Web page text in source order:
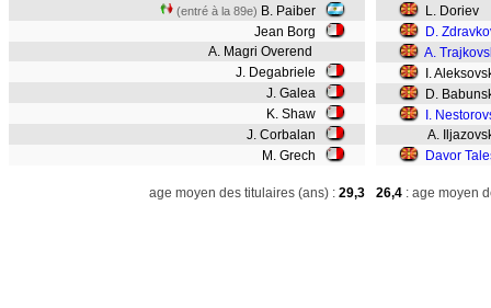
(entré à la 89e) B. Paiber
Jean Borg
A. Magri Overend
J. Degabriele
J. Galea
K. Shaw
J. Corbalan
M. Grech
L. Doriev
D.
A.
I.
D.
I.
A.
Davor
age moyen des titulaires (ans) : 29,3 26,4 : age moyen